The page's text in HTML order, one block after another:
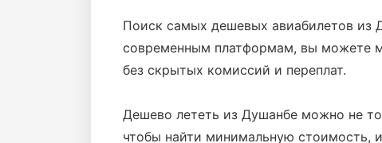
Поиск самых дешевых авиабилетов из
современным платформам, вы можете
без скрытых комиссий и переплат.
Дешево лететь из Душанбе можно не
чтобы найти минимальную стоимость,